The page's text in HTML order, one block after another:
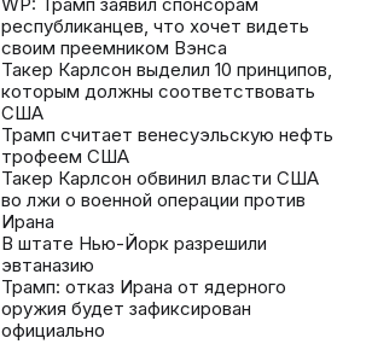
республиканцев, что хочет видеть
своим преемником Вэнса
Такер Карлсон выделил 10 принципов,
которым должны соответствовать
США
Трамп считает венесуэльскую нефть
трофеем США
Такер Карлсон обвинил власти США
во лжи о военной операции против
Ирана
В штате Нью-Йорк разрешили
эвтаназию
Трамп: отказ Ирана от ядерного
оружия будет зафиксирован
официально